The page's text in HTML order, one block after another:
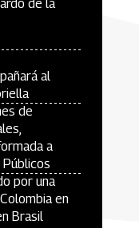
de la
al
de
a
por una
en
Brasil